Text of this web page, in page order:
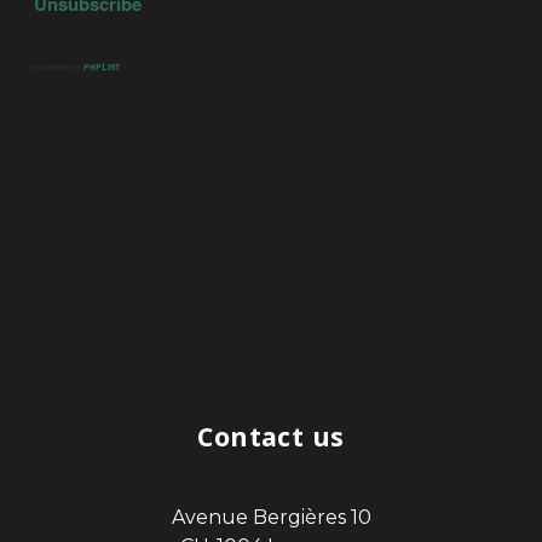
Contact us
Avenue Bergières 10